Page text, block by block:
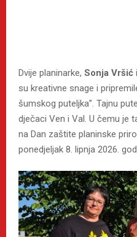
Dvije planinarke, Sonja Vršić i
su kreativne snage i
šumskog puteljka”. Tajnu
dječaci Ven i Val. U čemu je
na Dan zaštite planinske
ponedjeljak 8. lipnja 2026.